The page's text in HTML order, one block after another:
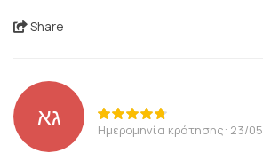
Share
גא Ημερομηνία κράτησης: 23/